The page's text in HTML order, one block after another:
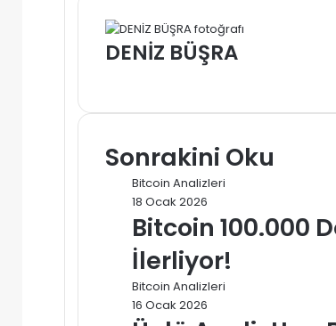
DENİZ BÜŞRA
Sonrakini Oku
Bitcoin Analizleri
18 Ocak 2026
Bitcoin 100.000
İlerliyor!
Bitcoin Analizleri
16 Ocak 2026